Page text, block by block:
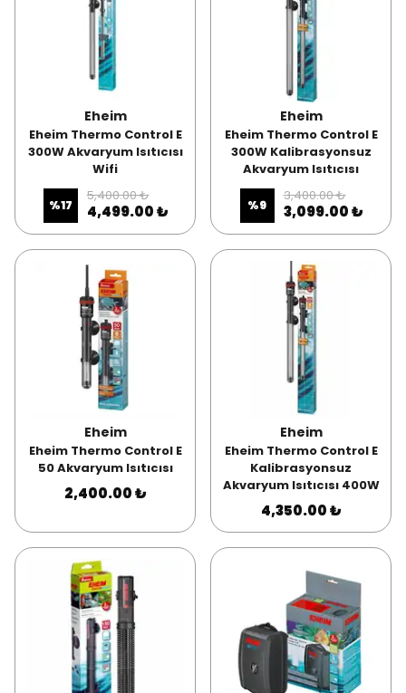
Eheim
Eheim Thermo Control E
300W Akvaryum Isıtıcısı
Wifi
%17
5,400.00 ₺
4,499.00 ₺
Eheim
Eheim Thermo Control E
300W Kalibrasyonsuz
Akvaryum Isıtıcısı
%9
3,400.00 ₺
3,099.00 ₺
Eheim
Eheim Thermo Control E
50 Akvaryum Isıtıcısı
2,400.00 ₺
Eheim
Eheim Thermo Control E
Kalibrasyonsuz
Akvaryum Isıtıcısı 400W
4,350.00 ₺